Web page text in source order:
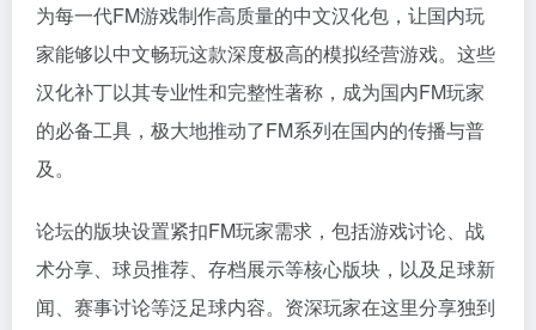
为每一代FM游戏制作高质量的中文汉化包，让国内玩
家能够以中文畅玩这款深度极高的模拟经营游戏。这些
汉化补丁以其专业性和完整性著称，成为国内FM玩家
的必备工具，极大地推动了FM系列在国内的传播与普
及。
论坛的版块设置紧扣FM玩家需求，包括游戏讨论、战
术分享、球员推荐、存档展示等核心版块，以及足球新
闻、赛事讨论等泛足球内容。资深玩家在这里分享独到